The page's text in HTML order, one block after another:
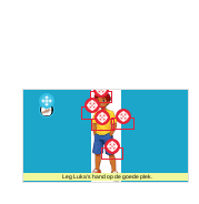
Leg Luka's hand op de goede plek.